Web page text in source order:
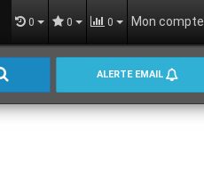
0 0 0 Mon compte
ALERTE EMAIL